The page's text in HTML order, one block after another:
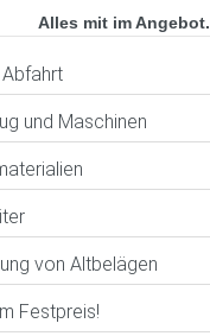
Alles mit im Angebot.
und Maschinen
von Altbelägen
Festpreis!